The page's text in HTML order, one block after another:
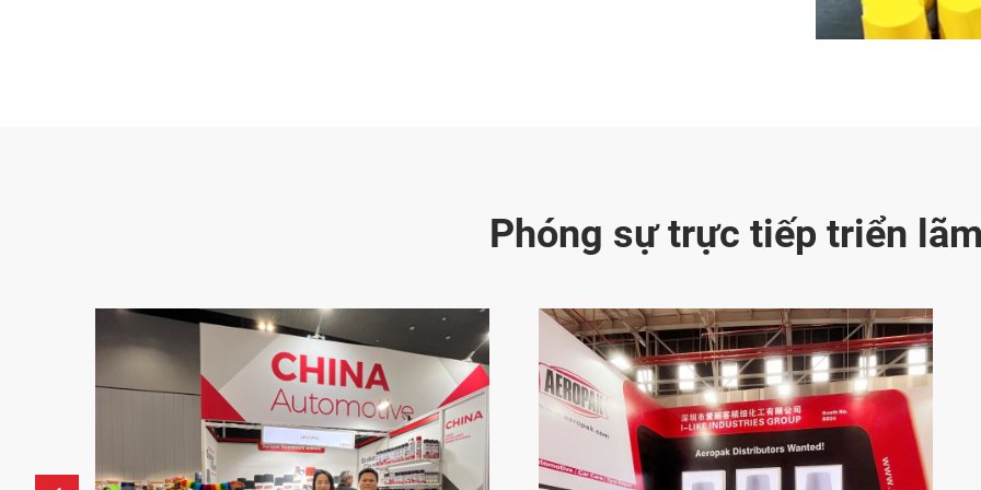
Phóng sự trực tiếp triển